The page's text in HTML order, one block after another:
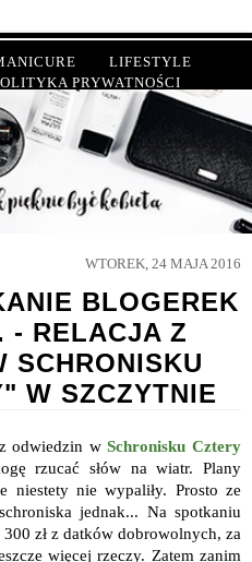
LIFESTYLE
PRYWATNOŚCI
WTOREK, 24 MAJA 2016
BLOGEREK
- RELACJA Z
SCHRONISKU
W SZCZYTNIE
z odwiedzin wSchronisku Cztery
rzucać słów na wiatr. Plany
niestety nie wypaliły. Prosto ze
jednak... Na spotkaniu
zł z datków dobrowolnych, za
więcej rzeczy. Zatem zanim